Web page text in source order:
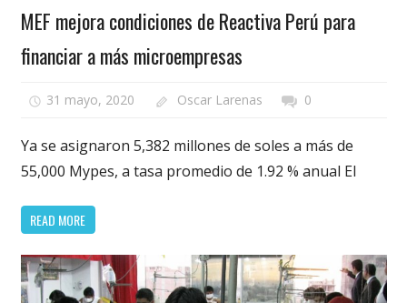
MEF mejora condiciones de Reactiva Perú para
financiar a más microempresas
31 mayo, 2020 Oscar Larenas 0
Ya se asignaron 5,382 millones de soles a más de
55,000 Mypes, a tasa promedio de 1.92 % anual El
READ MORE